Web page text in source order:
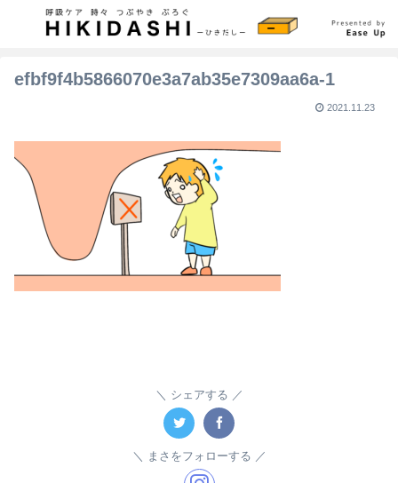
efbf9f4b5866070e3a7ab35e7309aa6a-1
2021.11.23
シェアする
まさをフォローする